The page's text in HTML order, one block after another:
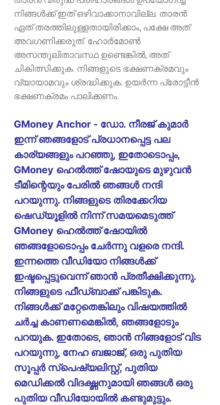
നിങ്ങൾക്ക് ഇത് ഒഴിവാക്കാനാവില്ല. താരൻ
ഏത് തരത്തിലുള്ളതായിരിക്കാം, പക്ഷേ അത്
അവഗണിക്കരുത്. ഹോർമോൺ
അസന്തുലിതാവസ്ഥ ഉണ്ടെങ്കിൽ, അത്
ചികിത്സിക്കുക. നിങ്ങളുടെ ഭക്ഷണക്രമവും
വ്യായാമവും ശ്രദ്ധിക്കുക. ഉയർന്ന പ്രോട്ടീൻ
ഭക്ഷണക്രമം പാലിക്കണം.
GMoney Anchor - ഡോ. നീരജ് കുമാർ
ഇന്ന് ഞങ്ങളോട് പ്രധാനപ്പെട്ട പല
കാര്യങ്ങളും പറഞ്ഞു, ഇതോടൊപ്പം,
GMoney ഹെൽത്ത് ഷോയുടെ മുഴുവൻ
ടീമിന്റെയും പേരിൽ ഞങ്ങൾ നന്ദി
പറയുന്നു. നിങ്ങളുടെ തിരക്കേറിയ
ഷെഡ്യൂളിൽ നിന്ന് സമയമെടുത്ത്
GMoney ഹെൽത്ത് ഷോയിൽ
ഞങ്ങളോടൊപ്പം ചേർന്നു വളരെ നന്ദി.
ഇന്നത്തെ വീഡിയോ നിങ്ങൾക്ക്
ഇഷ്ടപ്പെട്ടുവെന്ന് ഞാൻ പ്രതീക്ഷിക്കുന്നു.
നിങ്ങളുടെ ഫീഡ്‌ബാക്ക് പങ്കിടുക.
നിങ്ങൾക്ക് മറ്റേതെങ്കിലും വിഷയത്തിൽ
ചർച്ച കാണണമെങ്കിൽ, ഞങ്ങളോടും
പറയുക. ഇതോടെ, ഞാൻ നിങ്ങളോട് വിട
പറയുന്നു, നേഹ ബജാജ്, ഒരു പുതിയ
സൂപ്പർ സ്പെഷ്യലിസ്റ്റ്, പുതിയ
മെഡിക്കൽ വിദഗ്ദ്ധനുമായി ഞങ്ങൾ ഒരു
പുതിയ വീഡിയോയിൽ കണ്ടുമുട്ടും.